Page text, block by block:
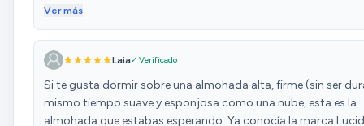
me resulta cómoda,!!! Espero que no coja forma y vuelva a
Ver más
Laia✓ Verificado
Si te gusta dormir sobre una almohada alta, firme (sin ser
mismo tiempo suave y esponjosa como una nube, esta es la
almohada que estabas esperando. Ya conocía la marca Lucid